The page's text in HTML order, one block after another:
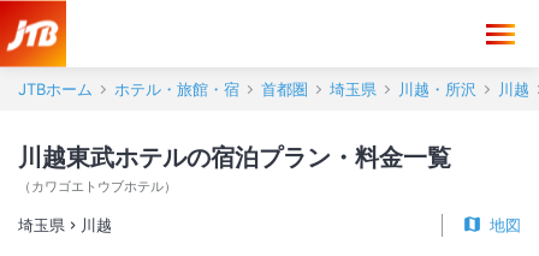
JTBホーム ホテル・旅館・宿 首都圏 埼玉県 川越・所沢 川越
川越東武ホテルの宿泊プラン・料金一覧
（ カワゴエトウブホテル）
埼玉県 川越 地図